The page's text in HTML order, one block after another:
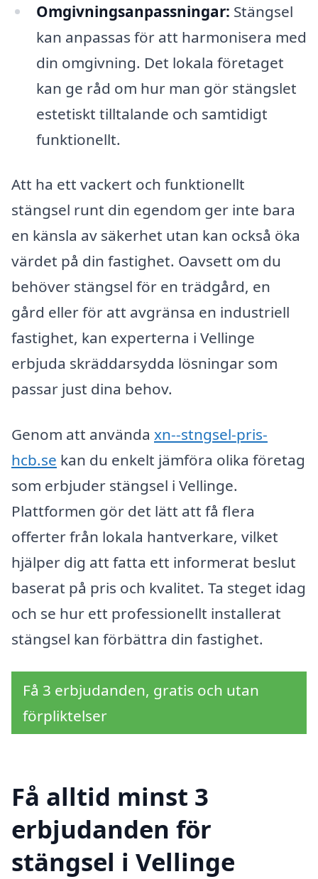
Omgivningsanpassningar: Stängsel
kan anpassas för att harmonisera med
din omgivning. Det lokala företaget
kan ge råd om hur man gör stängslet
estetiskt tilltalande och samtidigt
funktionellt.
Att ha ett vackert och funktionellt
stängsel runt din egendom ger inte bara
en känsla av säkerhet utan kan också öka
värdet på din fastighet. Oavsett om du
behöver stängsel för en trädgård, en
gård eller för att avgränsa en industriell
fastighet, kan experterna i Vellinge
erbjuda skräddarsydda lösningar som
passar just dina behov.
Genom att använda xn--stngsel-pris-
hcb.se kan du enkelt jämföra olika företag
som erbjuder stängsel i Vellinge.
Plattformen gör det lätt att få flera
offerter från lokala hantverkare, vilket
hjälper dig att fatta ett informerat beslut
baserat på pris och kvalitet. Ta steget idag
och se hur ett professionellt installerat
stängsel kan förbättra din fastighet.
Få 3 erbjudanden, gratis och utan
förpliktelser
Få alltid minst 3
erbjudanden för
stängsel i Vellinge